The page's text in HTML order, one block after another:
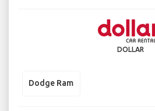
DOLLAR
Dodge Ram